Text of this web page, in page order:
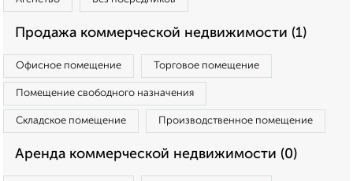
Продажа коммерческой недвижимости (1)
Офисное помещение Торговое помещение
Помещение свободного назначения
Складское помещение Производственное помещение
Аренда коммерческой недвижимости (0)